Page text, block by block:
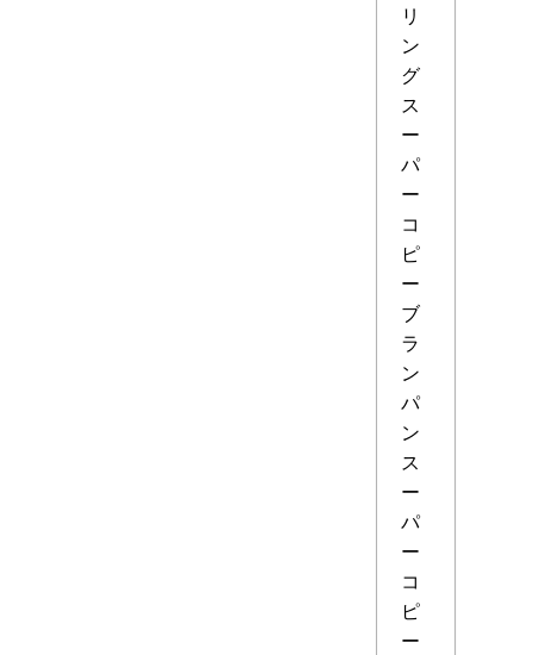
リ
ン
グ
ス
ー
パ
ー
コ
ピ
ー
ブ
ラ
ン
パ
ン
ス
ー
パ
ー
コ
ピ
ー